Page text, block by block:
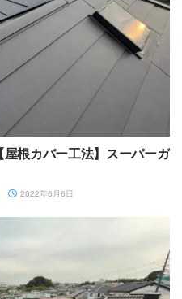
根カバー工法】スーパーガ
2022年6月6日